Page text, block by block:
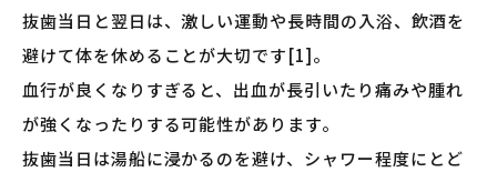
抜歯当日と翌日は、激しい運動や長時間の入浴、飲酒を
避けて体を休めることが大切です[1]。
血行が良くなりすぎると、出血が長引いたり痛みや腫れ
が強くなったりする可能性があります。
抜歯当日は湯船に浸かるのを避け、シャワー程度にとど